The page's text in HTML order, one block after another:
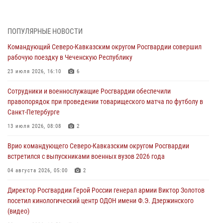
Росгвардейцы провели занятие по стрелковой подготовке для
краеведения Луганской Народной Республики
09 августа 2026, 05:00
проходит в Сибири
09 августа 2026, 04:00 5
Росгвардейцы провели патриотическое занятие для детей на
08 августа 2026, 14:10 3
В ЛНР росгвардейцы провели тренировку по единоборствам для
08 августа 2026, 13:00
ПОПУЛЯРНЫЕ НОВОСТИ
Командующий Северо-Кавказским округом Росгвардии совершил
рабочую поездку в Чеченскую Республику
23 июля 2026, 16:10 6
Сотрудники и военнослужащие Росгвардии обеспечили
правопорядок при проведении товарищеского матча по футболу в
Санкт-Петербурге
13 июля 2026, 08:08 2
Врио командующего Северо-Кавказским округом Росгвардии
встретился с выпускниками военных вузов 2026 года
04 августа 2026, 05:00 2
Директор Росгвардии Герой России генерал армии Виктор Золотов
посетил кинологический центр ОДОН имени Ф.Э. Дзержинского
(видео)